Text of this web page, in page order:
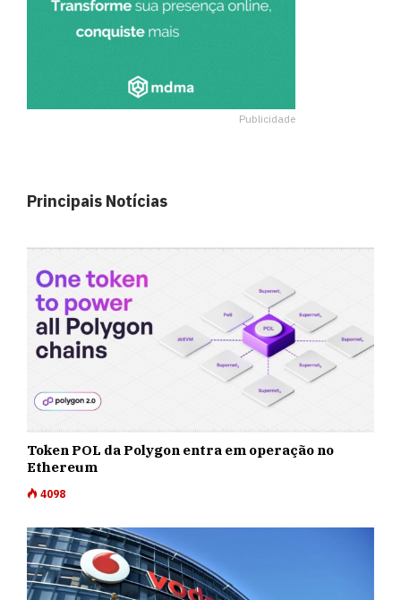
Publicidade
Principais Notícias
Token POL da Polygon entra em operação no
Ethereum
4098